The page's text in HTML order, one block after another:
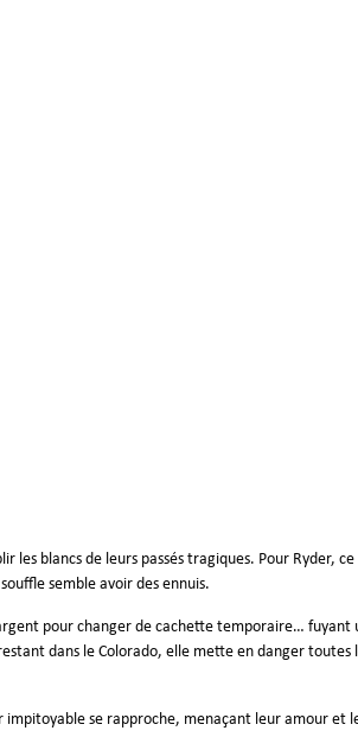
les blancs de leurs passés tragiques. Pour Ryder,
semble avoir des ennuis.
pour changer de cachette temporaire… fuyant
dans le Colorado, elle mette en danger toutes
impitoyable se rapproche, menaçant leur amour et